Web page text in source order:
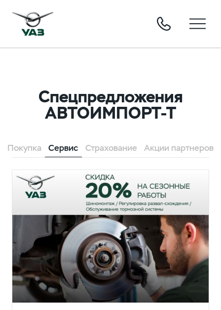
Спецпредложения
АВТОИМПОРТ-Т
Покупка Сервис Страхование Акции партнеров